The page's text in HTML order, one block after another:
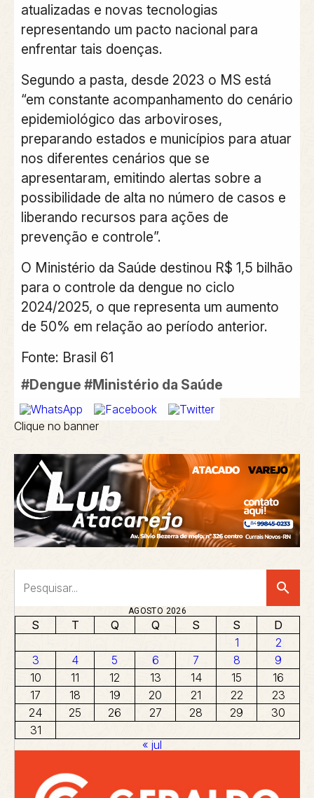
atualizadas e novas tecnologias
representando um pacto nacional para
enfrentar tais doenças.
Segundo a pasta, desde 2023 o MS está
“em constante acompanhamento do cenário
epidemiológico das arboviroses,
preparando estados e municípios para atuar
nos diferentes cenários que se
apresentaram, emitindo alertas sobre a
possibilidade de alta no número de casos e
liberando recursos para ações de
prevenção e controle”.
O Ministério da Saúde destinou R$ 1,5 bilhão
para o controle da dengue no ciclo
2024/2025, o que representa um aumento
de 50% em relação ao período anterior.
Fonte: Brasil 61
#Dengue #Ministério da Saúde
Clique no banner
search
AGOSTO 2026
S T Q Q S S
D
1
2
3
4 5 6 7 8
9
10
11 12 13 14 15
16
17
18 19 20 21 22
23
24
25 26 27 28 29
30
31
« jul